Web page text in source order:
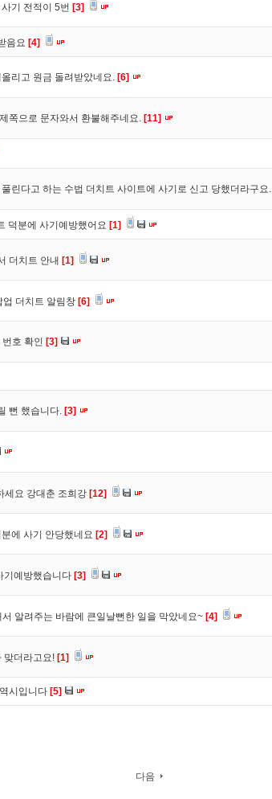
기 전적이 5번 [3]
음요 [4]
리고 원금 돌려받았네요. [6]
쪽으로 문자와서 환불해주네요. [11]
린다고 하는 수법 더치트 사이트에 사기로 신고 당했더라구요.
덕분에 사기예방했어요 [1]
더치트 안내 [1]
더치트 알림창 [6]
호 확인 [3]
뻔 했습니다. [3]
세요 강대춘 조희강 [12]
에 사기 안당했네요 [2]
기예방했습니다 [3]
알려주는 바람에 큰일날뻔한 일을 막았네요~ [4]
맞더라고요! [1]
시입니다 [5]
다음